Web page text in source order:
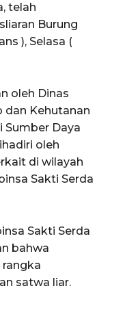
telah
Burung
), Selasa (
oleh Dinas
dan Kehutanan
Sumber Daya
oleh
di wilayah
Sakti Serda
Sakti Serda
bahwa
satwa liar.